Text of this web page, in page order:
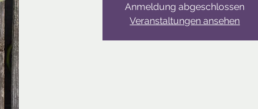
Anmeldung abgeschlossen
Veranstaltungen ansehen